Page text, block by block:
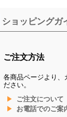
ショッピングガ
ご注文方法
各商品ページより、
ださい。
ご注文について
お電話でのご案